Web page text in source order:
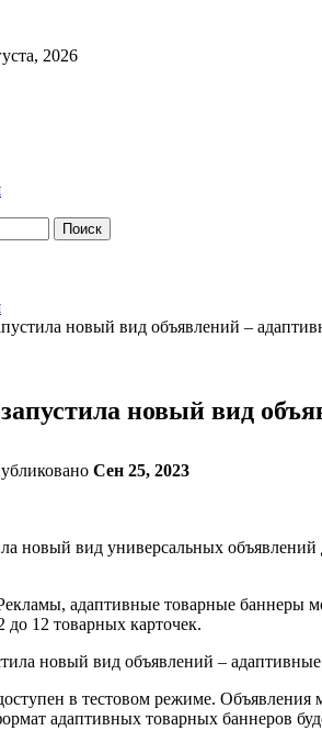
2026
новый вид объявлений –
новый вид
Сен 25, 2023
новый вид универсальных
адаптивные товарные баннеры
до 12 товарных карточек.
в тестовом режиме. Объявления
адаптивных товарных баннеров